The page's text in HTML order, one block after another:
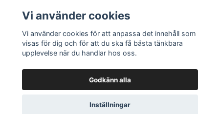
Vi använder cookies
Vi använder cookies för att anpassa det innehåll som
visas för dig och för att du ska få bästa tänkbara
upplevelse när du handlar hos oss.
Godkänn alla
Inställningar